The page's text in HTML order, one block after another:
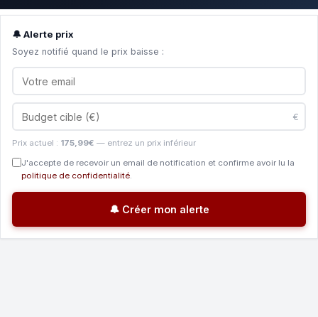
🔔 Alerte prix
Soyez notifié quand le prix baisse :
€
Prix actuel : 175,99€ — entrez un prix inférieur
J'accepte de recevoir un email de notification et confirme avoir lu la
politique de confidentialité.
🔔 Créer mon alerte